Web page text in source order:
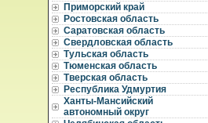
Приморский край
Ростовская область
Саратовская область
Свердловская область
Тульская область
Тюменская область
Тверская область
Республика Удмуртия
Ханты-Мансийский
автономный округ